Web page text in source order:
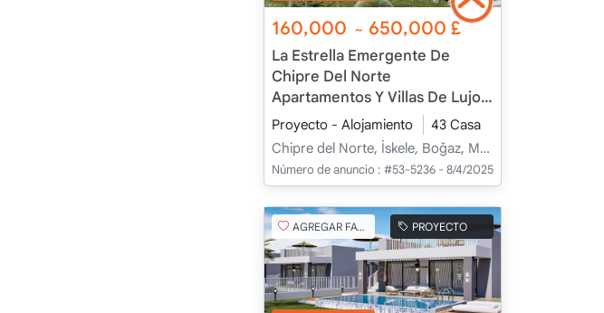
160,000 ~ 650,000£
La Estrella Emergente De
Chipre Del Norte
Apartamentos Y Villas De Lujo
En Bogaz
Proyecto - Alojamiento
43 Casa
Chipre del Norte, İskele, Boğaz, Merkez - Merkez
Número de anuncio : #53-5236 - 8/4/2025
AGREGAR FAVORITO PROYECTO